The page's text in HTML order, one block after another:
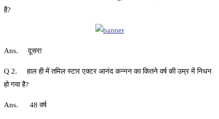
है?
Ans. दूसरा
Q 2. हाल ही में तमिल स्टार एक्टर आनंद कन्नन का कितने वर्ष की उम्र में निधन
हो गया है?
Ans. 48 वर्ष